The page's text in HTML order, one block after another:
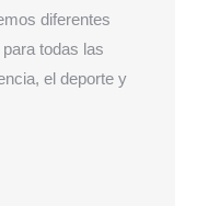
diferentes
todas las
el deporte y